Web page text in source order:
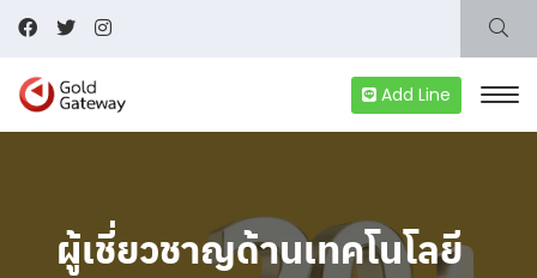
Add Line
ผู้เชี่ยวชาญด้านเทคโนโลยี